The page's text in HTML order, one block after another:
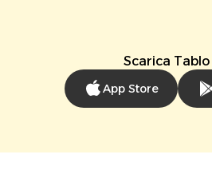
Scarica
App Store